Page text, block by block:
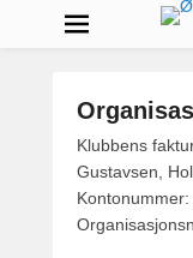
P
o
s
t
Klubbens
Gustavsen,
Kontonummer: